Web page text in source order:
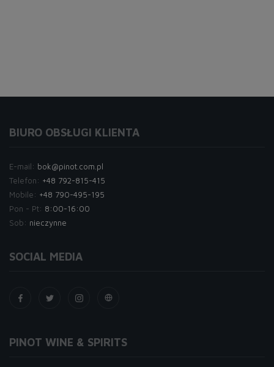
BIURO OBSŁUGI KLIENTA
E-mail: bok@pinot.com.pl
Telefon: +48 792-815-415
Mobile: +48 790-495-195
Pon - Pt: 8:00-16:00
Sob: nieczynne
SOCIAL MEDIA
PINOT WINE & SPIRITS